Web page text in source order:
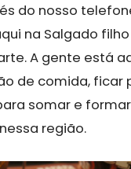
do nosso
na Salgado
A gente está
de comida, ficar
somar e
região.